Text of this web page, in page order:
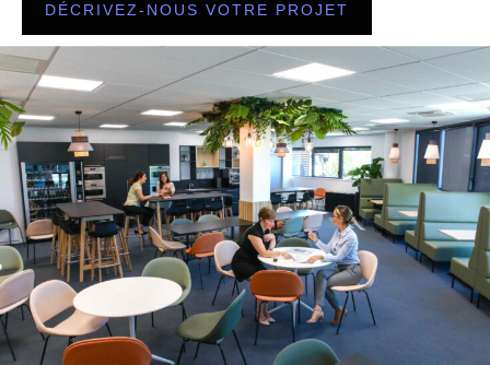
DÉCRIVEZ-NOUS VOTRE PROJET